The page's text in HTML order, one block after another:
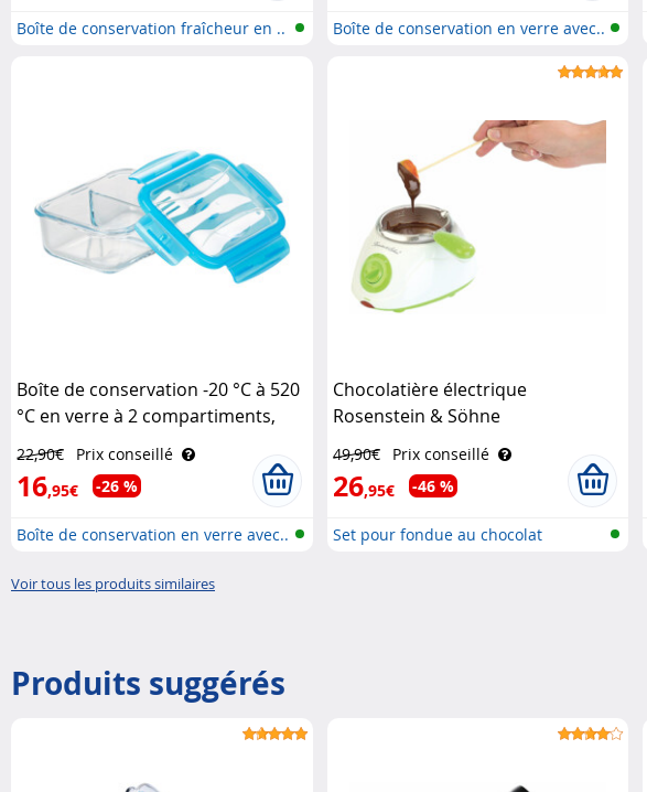
Boîte de conservation fraîcheur en .. Boîte de conservation en verre avec..
Boîte de conservation -20 °C à 520
°C en verre à 2 compartiments,
avec couverts Rosenstein & Söhne
22,90€ Prix conseillé
16,95€ -26 %
Boîte de conservation en verre avec..
Chocolatière électrique
Rosenstein & Söhne
49,90€ Prix conseillé
26,95€ -46 %
Set pour fondue au chocolat
Voir tous les produits similaires
Produits suggérés